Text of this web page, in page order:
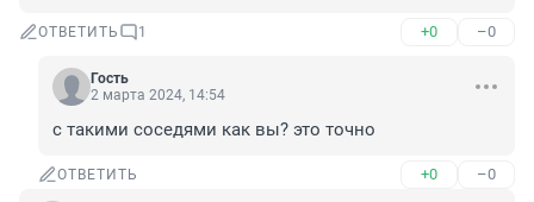
ОТВЕТИТЬ 1 +0 –0
Гость
2 марта 2024, 14:54
с такими соседями как вы? это точно
ОТВЕТИТЬ +0 –0